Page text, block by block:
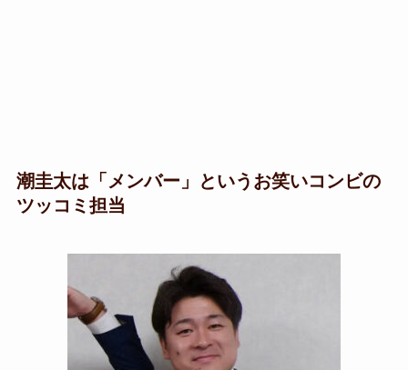
潮圭太は 「メンバー」というお笑いコンビの
ツッコミ担当